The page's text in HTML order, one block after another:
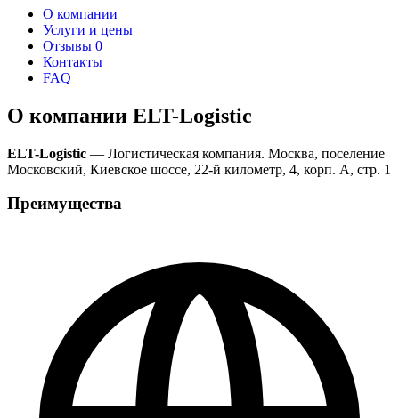
О компании
Услуги и цены
Отзывы 0
Контакты
FAQ
О компании ELT-Logistic
ELT-Logistic — Логистическая компания. Москва, поселение
Московский, Киевское шоссе, 22-й километр, 4, корп. А, стр. 1
Преимущества